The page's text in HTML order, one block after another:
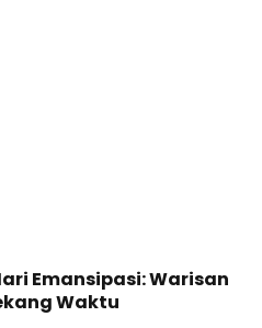
Emansipasi: Warisan
Waktu